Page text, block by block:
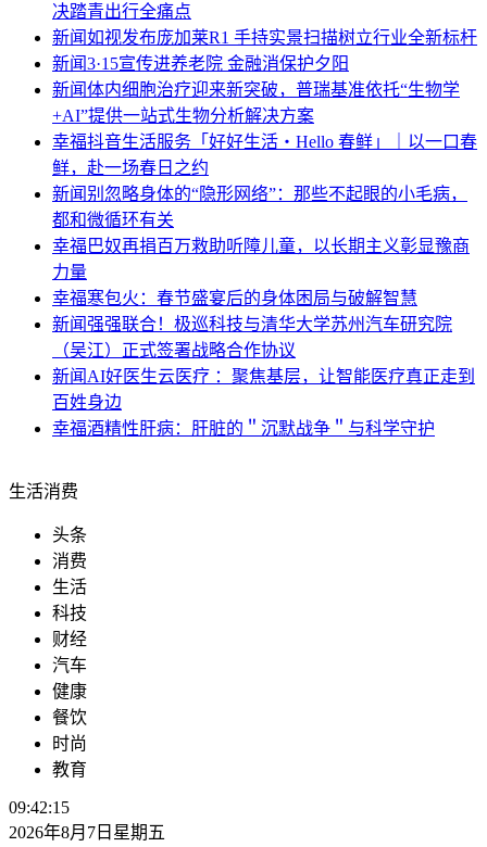
决踏青出行全痛点
新闻如视发布庞加莱R1 手持实景扫描树立行业全新标杆
新闻3·15宣传进养老院 金融消保护夕阳
新闻体内细胞治疗迎来新突破，普瑞基准依托“生物学
+AI”提供一站式生物分析解决方案
幸福抖音生活服务「好好生活・Hello 春鲜」｜以一口春
鲜，赴一场春日之约
新闻别忽略身体的“隐形网络”：那些不起眼的小毛病，
都和微循环有关
幸福 巴奴再捐百万救助听障儿童，以长期主义彰显豫商
力量
幸福寒包火：春节盛宴后的身体困局与破解智慧
新闻强强联合！极巡科技与清华大学苏州汽车研究院
（吴江）正式签署战略合作协议
新闻 AI好医生云医疗 ：聚焦基层，让智能医疗真正走到
百姓身边
幸福酒精性肝病：肝脏的＂沉默战争＂与科学守护
生活消费
头条
消费
生活
科技
财经
汽车
健康
餐饮
时尚
教育
09:42:16
2026年8月7日星期五